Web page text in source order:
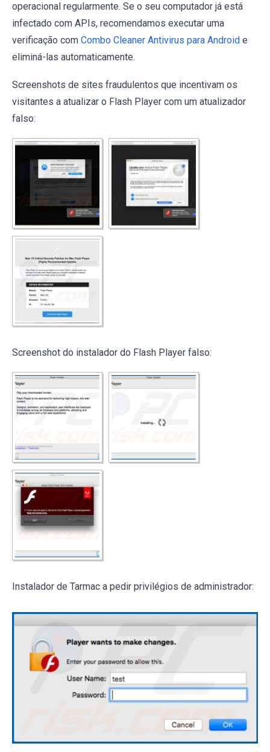
operacional regularmente. Se o seu computador já está
infectado com APIs, recomendamos executar uma
verificação com Combo Cleaner Antivirus para Android e
eliminá-las automaticamente.
Screenshots de sites fraudulentos que incentivam os
visitantes a atualizar o Flash Player com um atualizador
falso:
Screenshot do instalador do Flash Player falso:
Instalador de Tarmac a pedir privilégios de administrador: